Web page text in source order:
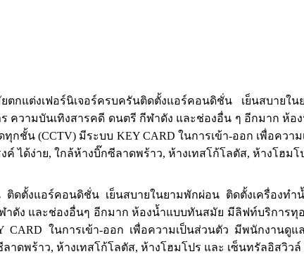
แต่งเฟอร์นิเจอร์ครบครันติดตั้งแอร์คอนดิชั่น เย็นสบายใน
ร ความบันเทิงสารคดี ดนตรี กีฬาดัง และช่องอื่น ๆ อีกมาก
ชั้น (CCTV) มีระบบ KEY CARD ในการเข้า-ออก เพื่อคว
ได้ง่าย, ใกล้ห้างบิ๊กซีลาดพร้าว, ห้างเทสโก้โลตัส, ห้างโฮมโ
งแอร์คอนดิชั่น เย็นสบายในยามพักผ่อน ติดตั้งเครื่องทำน้
ดัง และช่องอื่นๆ อีกมาก ห้องน้ำแบบทันสมัย มีลิฟท์บริการทุ
ในการเข้า-ออก เพื่อความเป็นส่วนตัว มีพนักงานดู
ดพร้าว, ห้างเทสโก้โลตัส, ห้างโฮมโปร และ เซ็นทรัลอิสวิวล์